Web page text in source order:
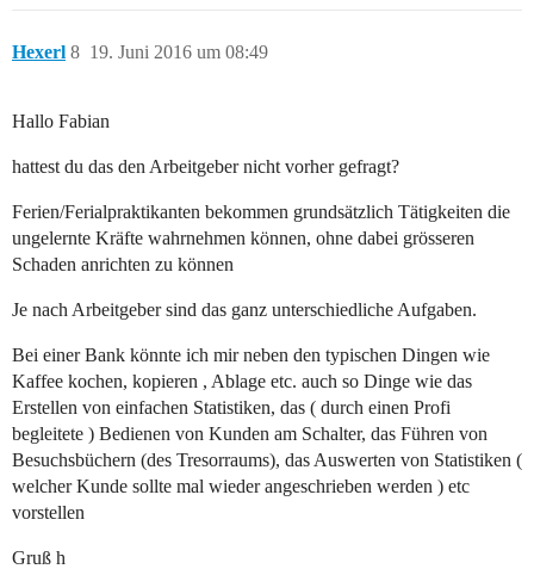
Hexerl 19. Juni 2016 um 08:49
8
Hallo Fabian
hattest du das den Arbeitgeber nicht vorher gefragt?
Ferien/Ferialpraktikanten bekommen grundsätzlich Tätigkeiten die
ungelernte Kräfte wahrnehmen können, ohne dabei grösseren
Schaden anrichten zu können
Je nach Arbeitgeber sind das ganz unterschiedliche Aufgaben.
Bei einer Bank könnte ich mir neben den typischen Dingen wie
Kaffee kochen, kopieren , Ablage etc. auch so Dinge wie das
Erstellen von einfachen Statistiken, das ( durch einen Profi
begleitete ) Bedienen von Kunden am Schalter, das Führen von
Besuchsbüchern (des Tresorraums), das Auswerten von Statistiken (
welcher Kunde sollte mal wieder angeschrieben werden ) etc
vorstellen
Gruß h